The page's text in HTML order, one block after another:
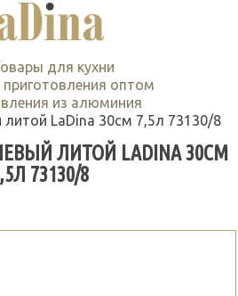
для кухни
оптом
из алюминия
LaDina 30см 7,5л 73130/8
ЛИТОЙ LADINA 30СМ
73130/8